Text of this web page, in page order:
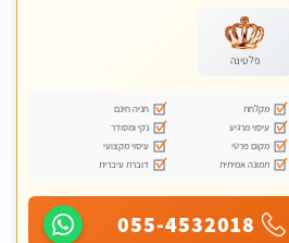
פלטינה
מקלחת
חניה חינם
עיסוי מרגיע
נקי ומסודר
מקום פרטי
עיסוי מקצועי
תמונה אמיתית
דוברת עיברית
055-4532018